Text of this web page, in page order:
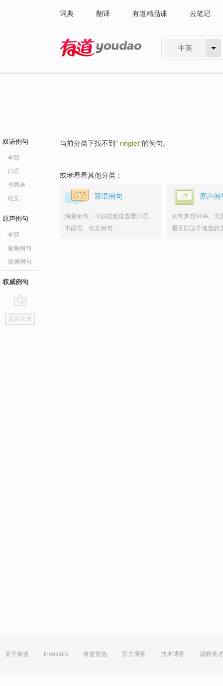
词典 翻译 有道精品课 云笔记
中英
双语例句
全部
口语
书面语
论文
原声例句
全部
音频例句
视频例句
权威例句
go
top
返回词典
当前分类下找不到" ringlet"的例句。
或者看看其他分类：
双语例句
海量例句，可以按难度查看口语、
书面语、论文例句。
原声例
例句来自VOA、美
看美剧边学地道的
关于有道 Investors 有道智选 官方博客 技术博客 诚聘英才